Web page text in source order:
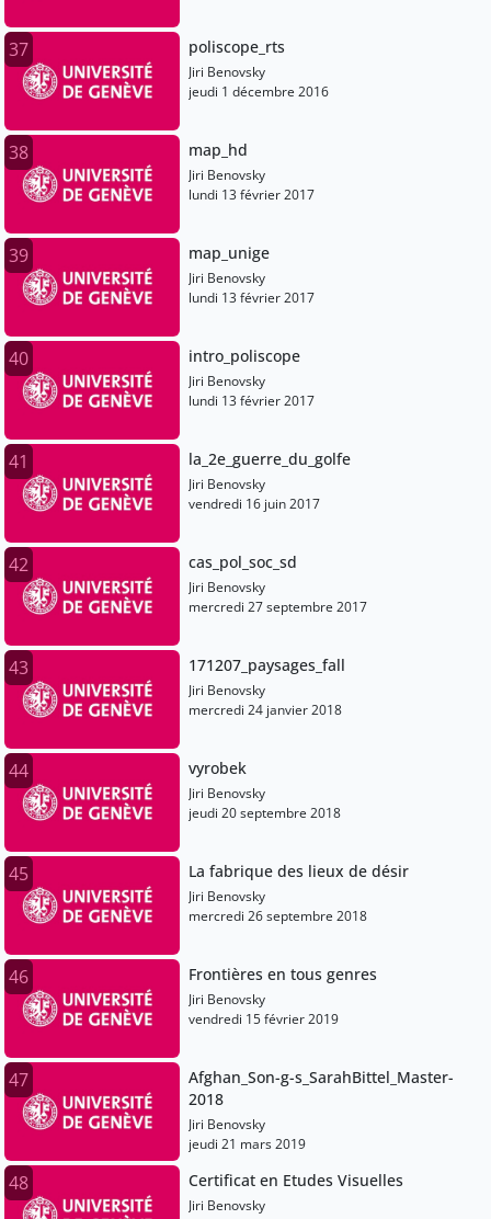
37 poliscope_rts
Jiri Benovsky
jeudi 1 décembre 2016
38 map_hd
Jiri Benovsky
lundi 13 février 2017
39 map_unige
Jiri Benovsky
lundi 13 février 2017
40 intro_poliscope
Jiri Benovsky
lundi 13 février 2017
41 la_2e_guerre_du_golfe
Jiri Benovsky
vendredi 16 juin 2017
42 cas_pol_soc_sd
Jiri Benovsky
mercredi 27 septembre 2017
43 171207_paysages_fall
Jiri Benovsky
mercredi 24 janvier 2018
44 vyrobek
Jiri Benovsky
jeudi 20 septembre 2018
45 La fabrique des lieux de désir
Jiri Benovsky
mercredi 26 septembre 2018
46 Frontières en tous genres
Jiri Benovsky
vendredi 15 février 2019
47
Afghan_Son-g-s_SarahBittel_Master-
2018
Jiri Benovsky
jeudi 21 mars 2019
48 Certificat en Etudes Visuelles
Jiri Benovsky